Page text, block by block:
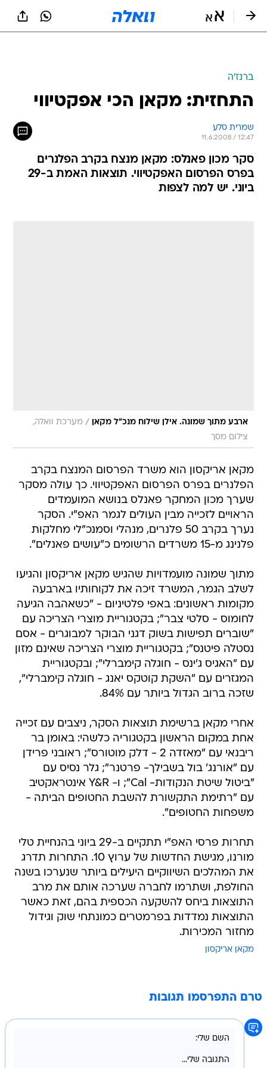
ברנז'ה
התחזית: מקאן הכי אפקטיווי
שמרית סלע
11.6.2008 / 12:47
סקר מכון פאנלס: מקאן מנצח בקרב הפלנרים
בפרס הפרסום האפקטיווי. תוצאות האמת ב-29
ביוני. יש למה לצפות
ארבע מתוך שמונה. אילן שילוח מנכ"ל מקאן / מערכת וואלה,
צילום מסך
מקאן אריקסון הוא משרד הפרסום המנצח בקרב
הפלנרים בפרס הפרסום האפקטיווי. כך עולה מסקר
שערך מכון המחקר פאנלס בנושא המועמדים
הראויים לזכייה מבין העולים לגמר האפ"י. הסקר
נערך בקרב 50 פלנרים, מנהלי וסמנכ"לי מחלקות
פלנינג מ-15 משרדים הרשומים כ"עושים פאנלים".
מתוך שמונה מועמדויות שהגיש מקאן אריקסון והגיעו
לשלב הגמר, המשרד זיכה את לקוחותיו בארבעה
מקומות ראשונים: באפי פלטיניום - "כשאהבה הגיעה
לחומוס - סלטי צבר"; בקטגוריית מוצרי הצריכה עם
"שוברים תפישות בשוק דגני הבוקר למבוגרים - אסם
נסטלה פיטנס"; בקטגוריית מוצרי הצריכה שאינם מזון
עם "האגיס ג'ינס - חוגלה קימברלי"; ובקטגוריית
המגזרים עם "השקת קוטקס יאנג - חוגלה קימברלי",
שזכה ברוב הגדול ביותר עם 84%.
אחרי מקאן ברשימת תוצאות הסקר, ניצבים עם זכייה
אחת במקום הראשון בקטגוריה כלשהי: באומן בר
ריבנאי עם "מאזדה 2 - דלק מוטורס"; ראובני פרידן
עם "אורנג' בול בשבילך- פרטנר"; גלר נסיס עם
"ביטול שיטת הנקודות- Cal"; ו- Y&R אינטראקטיב
עם "רתימת התקשורת להשבת החטופים הביתה -
משפחות החטופים".
תחרות פרסי האפ"י תתקיים ב-29 ביוני בהנחיית טלי
מורנו, מגישת החדשות של ערוץ 10. התחרות תדרג
את המהלכים השיווקיים היעילים ביותר שנערכו בשנה
החולפת, ושתרמו לחברה שערכה אותם את מרב
התוצאות ביחס להשקעה הכספית בהם, זאת כאשר
התוצאות נמדדות בפרמטרים כמונתחי שוק וגידול
מחזור המכירות.
מקאן אריקסון
טרם התפרסמו תגובות